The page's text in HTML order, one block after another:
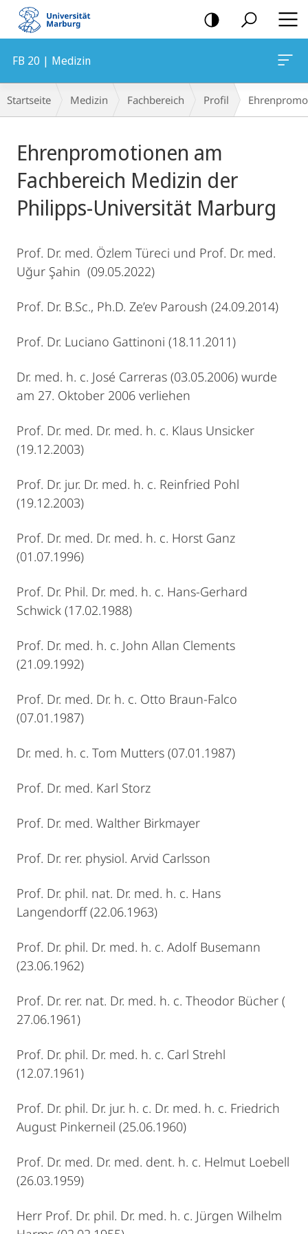
Mobile-
Navigation
FB 20 | Medizin
Breadcrumb-
Navigation
Startseite Medizin Fachbereich Profil
Ehrenpromotionen am
Fachbereich Medizin der
Philipps-Universität Marburg
Prof. Dr. med. Özlem Türeci und Prof. Dr. med.
Uğur Şahin (09.05.2022)
Prof. Dr. B.Sc., Ph.D. Ze’ev Paroush (24.09.2014)
Prof. Dr. Luciano Gattinoni (18.11.2011)
Dr. med. h. c. José Carreras (03.05.2006) wurde
am 27. Oktober 2006 verliehen
Prof. Dr. med. Dr. med. h. c. Klaus Unsicker
(19.12.2003)
Prof. Dr. jur. Dr. med. h. c. Reinfried Pohl
(19.12.2003)
Prof. Dr. med. Dr. med. h. c. Horst Ganz
(01.07.1996)
Prof. Dr. Phil. Dr. med. h. c. Hans-Gerhard
Schwick (17.02.1988)
Prof. Dr. med. h. c. John Allan Clements
(21.09.1992)
Prof. Dr. med. Dr. h. c. Otto Braun-Falco
(07.01.1987)
Dr. med. h. c. Tom Mutters (07.01.1987)
Prof. Dr. med. Karl Storz
Prof. Dr. med. Walther Birkmayer
Prof. Dr. rer. physiol. Arvid Carlsson
Prof. Dr. phil. nat. Dr. med. h. c. Hans
Langendorff (22.06.1963)
Prof. Dr. phil. Dr. med. h. c. Adolf Busemann
(23.06.1962)
Prof. Dr. rer. nat. Dr. med. h. c. Theodor Bücher (
27.06.1961)
Prof. Dr. phil. Dr. med. h. c. Carl Strehl
(12.07.1961)
Prof. Dr. phil. Dr. jur. h. c. Dr. med. h. c. Friedrich
August Pinkerneil (25.06.1960)
Prof. Dr. med. Dr. med. dent. h. c. Helmut Loebell
(26.03.1959)
Herr Prof. Dr. phil. Dr. med. h. c. Jürgen Wilhelm